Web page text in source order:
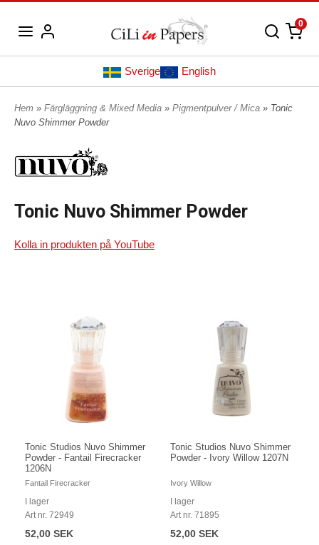
0
Sverige English
Hem » Färgläggning & Mixed Media » Pigmentpulver / Mica » Tonic
Nuvo Shimmer Powder
Tonic Nuvo Shimmer Powder
Kolla in produkten på YouTube
Tonic Studios Nuvo Shimmer
Powder - Fantail Firecracker
1206N
Fantail Firecracker
I lager
Art nr. 72949
52,00 SEK
Tonic Studios Nuvo Shimmer
Powder - Ivory Willow 1207N
Ivory Willow
I lager
Art nr. 71895
52,00 SEK